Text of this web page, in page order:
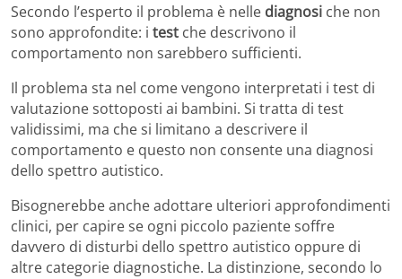
Secondo l’esperto il problema è nelle diagnosi che non
sono approfondite: i test che descrivono il
comportamento non sarebbero sufficienti.
Il problema sta nel come vengono interpretati i test di
valutazione sottoposti ai bambini. Si tratta di test
validissimi, ma che si limitano a descrivere il
comportamento e questo non consente una diagnosi
dello spettro autistico.
Bisognerebbe anche adottare ulteriori approfondimenti
clinici, per capire se ogni piccolo paziente soffre
davvero di disturbi dello spettro autistico oppure di
altre categorie diagnostiche. La distinzione, secondo lo